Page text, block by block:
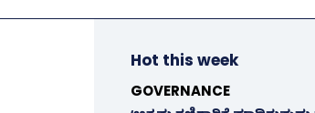
Hot this week
GOVERNANCE